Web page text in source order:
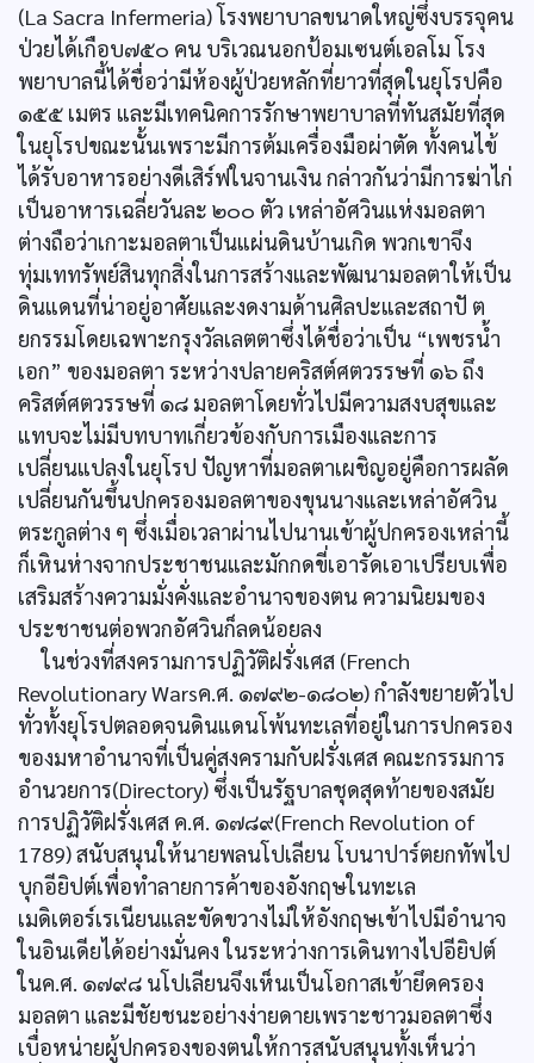
(La Sacra Infermeria) โรงพยาบาลขนาดใหญ่ซึ่งบรรจุคน
ป่วยได้เกือบ๗๕๐ คน บริเวณนอกป้อมเซนต์เอลโม โรง
พยาบาลนี้ได้ชื่อว่ามีห้องผู้ป่วยหลักที่ยาวที่สุดในยุโรปคือ
๑๕๕ เมตร และมีเทคนิคการรักษาพยาบาลที่ทันสมัยที่สุด
ในยุโรปขณะนั้นเพราะมีการต้มเครื่องมือผ่าตัด ทั้งคนไข้
ได้รับอาหารอย่างดีเสิร์ฟในจานเงิน กล่าวกันว่ามีการฆ่าไก่
เป็นอาหารเฉลี่ยวันละ ๒๐๐ ตัว เหล่าอัศวินแห่งมอลตา
ต่างถือว่าเกาะมอลตาเป็นแผ่นดินบ้านเกิด พวกเขาจึง
ทุ่มเททรัพย์สินทุกสิ่งในการสร้างและพัฒนามอลตาให้เป็น
ดินแดนที่น่าอยู่อาศัยและงดงามด้านศิลปะและสถาปั ต
ยกรรมโดยเฉพาะกรุงวัลเลตตาซึ่งได้ชื่อว่าเป็น “เพชรน้ำ
เอก” ของมอลตา ระหว่างปลายคริสต์ศตวรรษที่ ๑๖ ถึง
คริสต์ศตวรรษที่ ๑๘ มอลตาโดยทั่วไปมีความสงบสุขและ
แทบจะไม่มีบทบาทเกี่ยวข้องกับการเมืองและการ
เปลี่ยนแปลงในยุโรป ปัญหาที่มอลตาเผชิญอยู่คือการผลัด
เปลี่ยนกันขึ้นปกครองมอลตาของขุนนางและเหล่าอัศวิน
ตระกูลต่าง ๆ ซึ่งเมื่อเวลาผ่านไปนานเข้าผู้ปกครองเหล่านี้
ก็เหินห่างจากประชาชนและมักกดขี่เอารัดเอาเปรียบเพื่อ
เสริมสร้างความมั่งคั่งและอำนาจของตน ความนิยมของ
ประชาชนต่อพวกอัศวินก็ลดน้อยลง
ในช่วงที่สงครามการปฏิวัติฝรั่งเศส (French
Revolutionary Warsค.ศ. ๑๗๙๒-๑๘๐๒) กำลังขยายตัวไป
ทั่วทั้งยุโรปตลอดจนดินแดนโพ้นทะเลที่อยู่ในการปกครอง
ของมหาอำนาจที่เป็นคู่สงครามกับฝรั่งเศส คณะกรรมการ
อำนวยการ(Directory) ซึ่งเป็นรัฐบาลชุดสุดท้ายของสมัย
การปฏิวัติฝรั่งเศส ค.ศ. ๑๗๘๙(French Revolution of
1789) สนับสนุนให้นายพลนโปเลียน โบนาปาร์ตยกทัพไป
บุกอียิปต์เพื่อทำลายการค้าของอังกฤษในทะเล
เมดิเตอร์เรเนียนและขัดขวางไม่ให้อังกฤษเข้าไปมีอำนาจ
ในอินเดียได้อย่างมั่นคง ในระหว่างการเดินทางไปอียิปต์
ในค.ศ. ๑๗๙๘ นโปเลียนจึงเห็นเป็นโอกาสเข้ายึดครอง
มอลตา และมีชัยชนะอย่างง่ายดายเพราะชาวมอลตาซึ่ง
เบื่อหน่ายผู้ปกครองของตนให้การสนับสนุนทั้งเห็นว่า